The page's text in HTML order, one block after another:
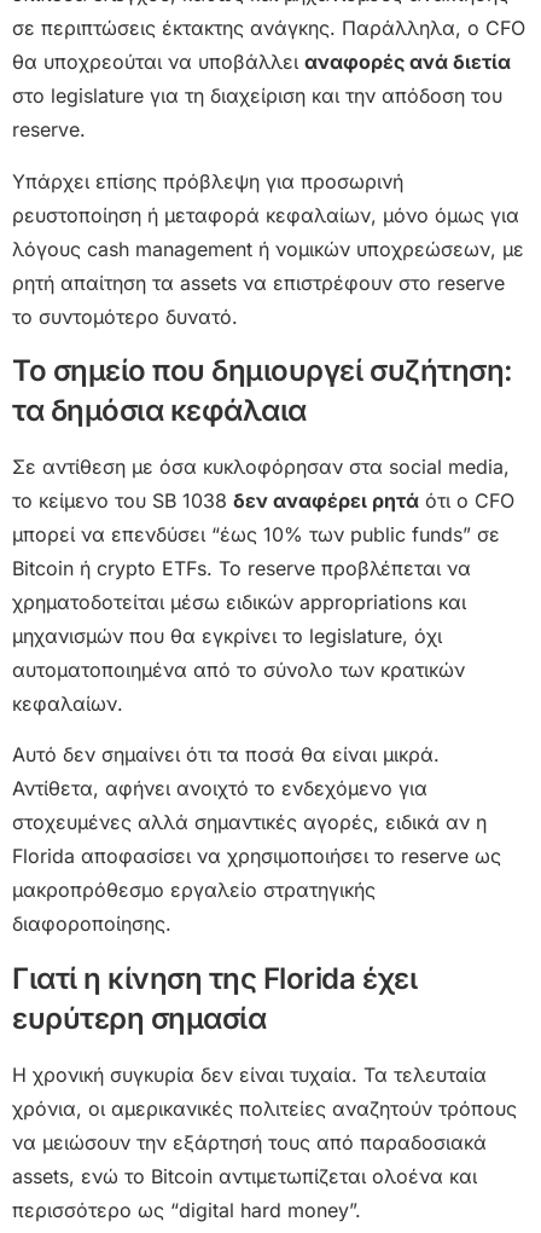
σε περιπτώσεις έκτακτης ανάγκης. Παράλληλα, ο CFO
θα υποχρεούται να υποβάλλει αναφορές ανά διετία
στο legislature για τη διαχείριση και την απόδοση του
reserve.
Υπάρχει επίσης πρόβλεψη για προσωρινή
ρευστοποίηση ή μεταφορά κεφαλαίων, μόνο όμως για
λόγους cash management ή νομικών υποχρεώσεων, με
ρητή απαίτηση τα assets να επιστρέφουν στο reserve
το συντομότερο δυνατό.
Το σημείο που δημιουργεί συζήτηση:
τα δημόσια κεφάλαια
Σε αντίθεση με όσα κυκλοφόρησαν στα social media,
το κείμενο του SB 1038 δεν αναφέρει ρητά ότι ο CFO
μπορεί να επενδύσει “έως 10% των public funds” σε
Bitcoin ή crypto ETFs. Το reserve προβλέπεται να
χρηματοδοτείται μέσω ειδικών appropriations και
μηχανισμών που θα εγκρίνει το legislature, όχι
αυτοματοποιημένα από το σύνολο των κρατικών
κεφαλαίων.
Αυτό δεν σημαίνει ότι τα ποσά θα είναι μικρά.
Αντίθετα, αφήνει ανοιχτό το ενδεχόμενο για
στοχευμένες αλλά σημαντικές αγορές, ειδικά αν η
Florida αποφασίσει να χρησιμοποιήσει το reserve ως
μακροπρόθεσμο εργαλείο στρατηγικής
διαφοροποίησης.
Γιατί η κίνηση της Florida έχει
ευρύτερη σημασία
Η χρονική συγκυρία δεν είναι τυχαία. Τα τελευταία
χρόνια, οι αμερικανικές πολιτείες αναζητούν τρόπους
να μειώσουν την εξάρτησή τους από παραδοσιακά
assets, ενώ το Bitcoin αντιμετωπίζεται ολοένα και
περισσότερο ως “digital hard money”.